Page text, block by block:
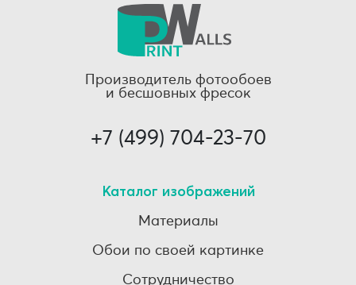
Производитель фотообоев
и бесшовных фресок
+7 (499) 704-23-70
Каталог изображений
Материалы
Обои по своей картинке
Сотрудничество